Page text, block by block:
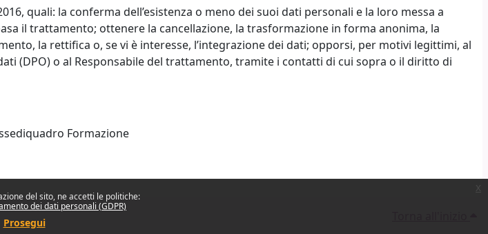
del sito, ne accetti le politiche:
dei dati personali (GDPR)
Prosegui
quali: la conferma dell’esistenza o meno dei suoi dati personali e la loro messa a
il trattamento; ottenere la cancellazione, la trasformazione in forma anonima, la
la rettifica o, se vi è interesse, l’integrazione dei dati; opporsi, per motivi legittimi, al
(DPO) o al Responsabile del trattamento, tramite i contatti di cui sopra o il diritto di
Formazione